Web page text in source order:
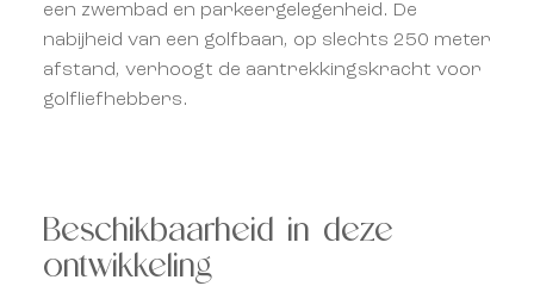
een zwembad en parkeergelegenheid. De
nabijheid van een golfbaan, op slechts 250 meter
afstand, verhoogt de aantrekkingskracht voor
golfliefhebbers.
Beschikbaarheid in deze
ontwikkeling